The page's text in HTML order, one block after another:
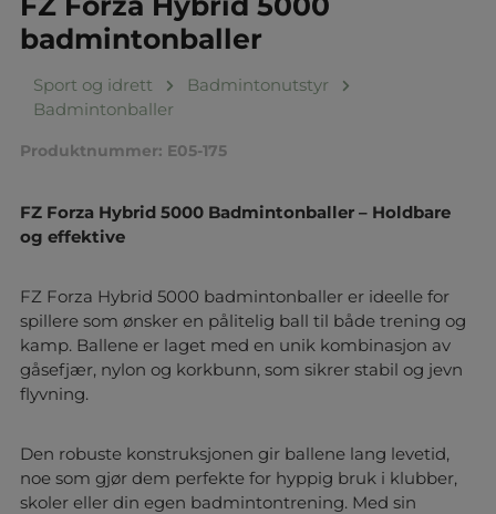
badmintonballer
Sport og idrett
Badmintonutstyr
Badmintonballer
Produktnummer: E05-175
FZ Forza Hybrid 5000 Badmintonballer – Holdbare
og effektive
FZ Forza Hybrid 5000 badmintonballer er ideelle for
spillere som ønsker en pålitelig ball til både trening og
kamp. Ballene er laget med en unik kombinasjon av
gåsefjær, nylon og korkbunn, som sikrer stabil og jevn
flyvning.
Den robuste konstruksjonen gir ballene lang levetid,
noe som gjør dem perfekte for hyppig bruk i klubber,
skoler eller din egen badmintontrening. Med sin